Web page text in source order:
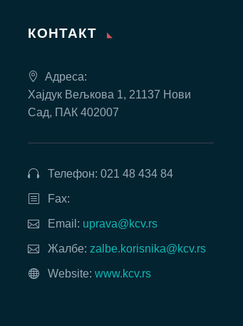
КОНТАКТ
Адреса:
Хајдук Вељкова 1, 21137 Нови
Сад, ПАК 402007
Телефон: 021 48 434 84
Fax:
Email: uprava@kcv.rs
Жалбе: zalbe.korisnika@kcv.rs
Website: www.kcv.rs